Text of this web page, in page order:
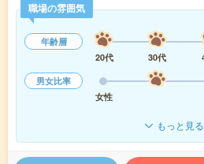
職場の雰囲気
年齢層
20代
30代
男女比率
女性
もっと見る